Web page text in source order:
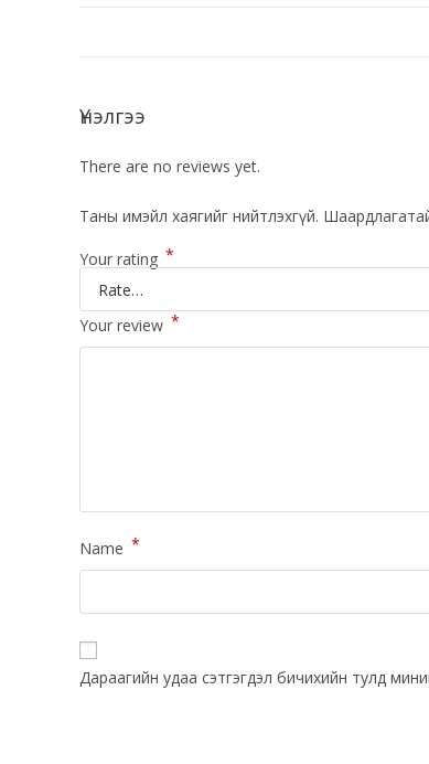
Үнэлгээ
There are no reviews yet.
Таны имэйл хаягийг нийтлэхгүй.
Your rating *
Your review *
Name *
Дараагийн удаа сэтгэгдэл бичихийн тулд